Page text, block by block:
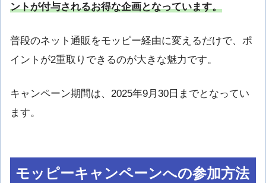
ントが付与されるお得な企画となっています。
普段のネット通販をモッピー経由に変えるだけで、ポ
イントが2重取りできるのが大きな魅力です。
キャンペーン期間は、2025年9月30日までとなってい
ます。
モッピーキャンペーンへの参加方法